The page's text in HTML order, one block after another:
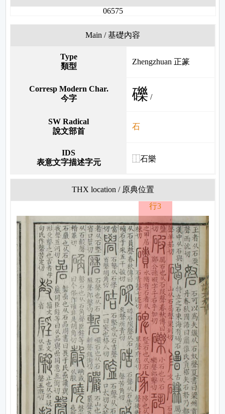
06575
Main / 基礎內容
Type
類型
Zhengzhuan 正篆
Corresp Modern Char.
今字
礫 /
SW Radical
說文部首
石
IDS
表意文字描述字元
⿰石樂
THX location / 原典位置
行3